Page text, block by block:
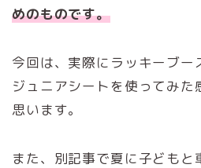
めのものです。
今回は、実際にラッキーブー
ジュニアシートを使ってみた
思います。
また、別記事で夏に子どもと